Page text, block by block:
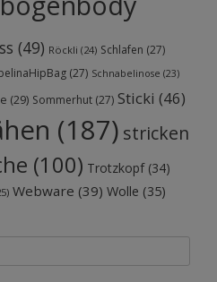
(49) Röckli (24) Schlafen (27)
(27) Schnabelinose (23)
(29) Sommerhut (27) Sticki (46)
(187) stricken
(100) Trotzkopf(34)
Webware (39) Wolle (35)